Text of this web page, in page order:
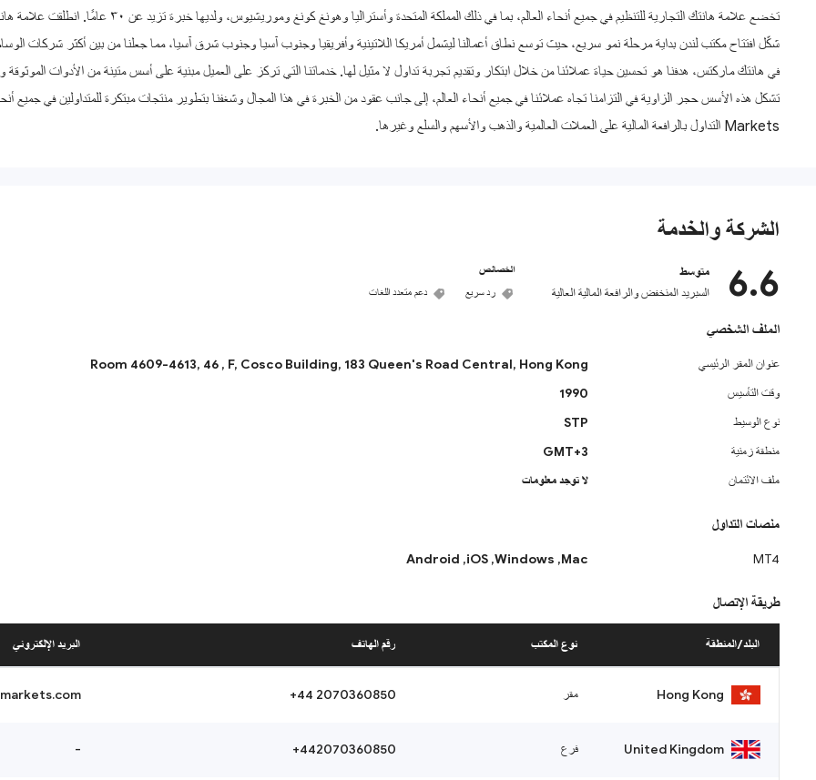
تخضع علامة هانتك التجارية للتنظيم في جميع أنحاء العالم، بما في ذلك المملكة المتحدة وأستراليا وهونغ كونغ وموريشيوس، ولديها خبرة تزيد عن ٣٠ عامًا. انطلقت علامة هانتك ماركتس رسميًا عام ٢٠٠٩، بافتتاح أول مكتب لنا في لندن، المملكة المتحدة.
شكّل افتتاح مكتب لندن بداية مرحلة نمو سريع، حيث توسع نطاق أعمالنا ليشمل أمريكا اللاتينية وأفريقيا وجنوب آسيا وجنوب شرق آسيا، مما جعلنا من بين أكثر شركات
في هانتك ماركتس، هدفنا هو تحسين حياة عملائنا من خلال ابتكار وتقديم تجربة تداول لا مثيل لها. خدماتنا التي تركز على العميل مبنية على أسس متينة من الأدوات الموثوقة
Markets التداول بالرافعة المالية على العملات العالمية والذهب والأسهم والسلع وغيرها.
الشركة والخدمة
6.6
متوسط
السبريد المنخفض والرافعة المالية العالية
الخصائص
رد سريع
دعم متعدد اللغات
الملف الشخصي
عنوان المقر الرئيسي
Room 4609-4613, 46 , F, Cosco Building, 183 Queen's Road Central, Hong Kong
وقت التأسيس
1990
نوع الوسيط
STP
منطقة زمنية
GMT+3
ملف الائتمان
لا توجد معلومات
منصات التداول
MT4
Mac,
Windows,
iOS,
Android
طريقة الإتصال
البلد/المنطقة نوع المكتب رقم الهاتف البريد الإلكتروني
Hong Kong مقر +44 2070360850
United Kingdom فرع +442070360850
-